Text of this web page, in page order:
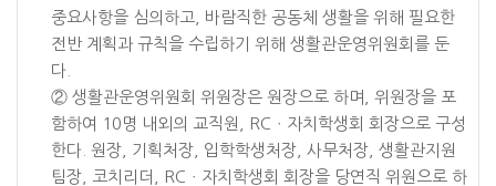
중요사항을 심의하고, 바람직한 공동체 생활을 위해 필요한
전반 계획과 규칙을 수립하기 위해 생활관운영위원회를 둔
다.
② 생활관운영위원회 위원장은 원장으로 하며, 위원장을 포
함하여 10명 내외의 교직원, RCㆍ자치학생회 회장으로 구성
한다. 원장, 기획처장, 입학학생처장, 사무처장, 생활관지원
팀장, 코치리더, RCㆍ자치학생회 회장을 당연직 위원으로 하